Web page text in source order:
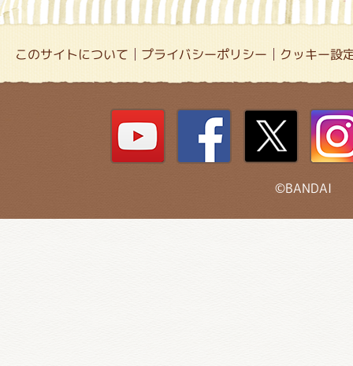
このサイトについて プライバシーポリシー クッキー設
©BANDAI